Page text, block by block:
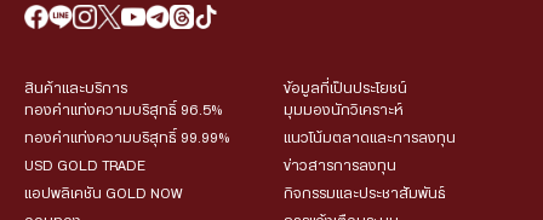
สินค้าและบริการ
ทองคำแท่งความบริสุทธิ์ 96.5%
ทองคำแท่งความบริสุทธิ์ 99.99%
USD GOLD TRADE
แอปพลิเคชัน GOLD NOW
ข้อมูลที่เป็นประโยชน์
มุมมองนักวิเคราะห์
แนวโน้มตลาดและการลงทุน
ข่าวสารการลงทุน
กิจกรรมและประชาสัมพันธ์